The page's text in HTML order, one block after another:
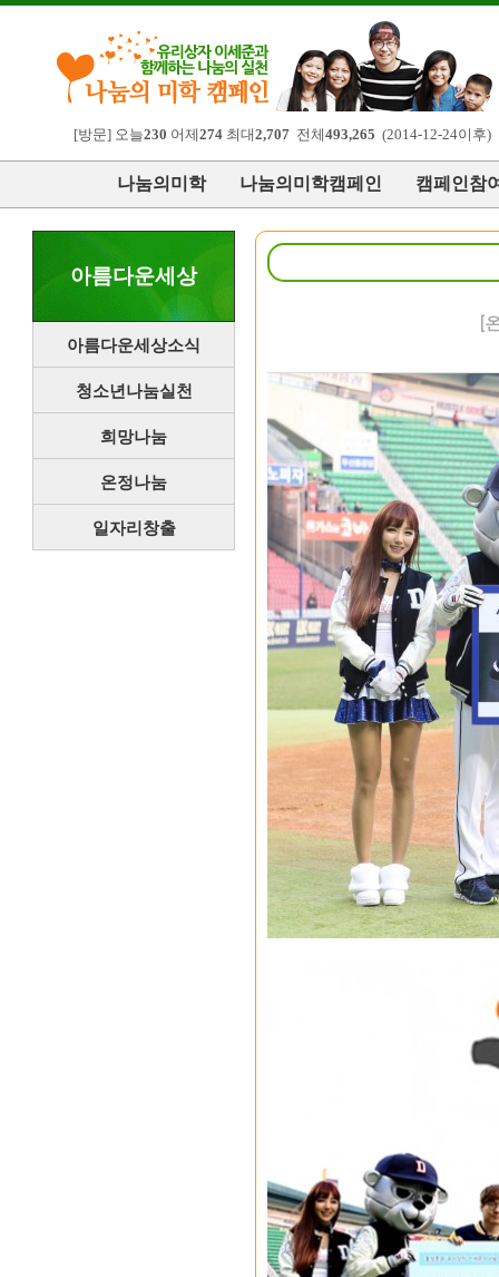
[방문] 오늘230 어제 274최대 2,707전체 493,265 (2014-12-24이후)
나눔의미학 나눔의미학캠페인 캠페인참
아름다운세상
아름다운세상소식
청소년나눔실천
희망나눔
온정나눔
일자리창출
[